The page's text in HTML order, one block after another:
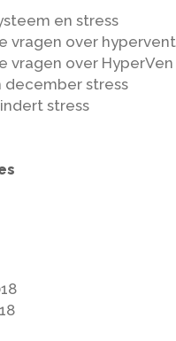
en stress
vragen over
vragen over HyperVen
december stress
stress